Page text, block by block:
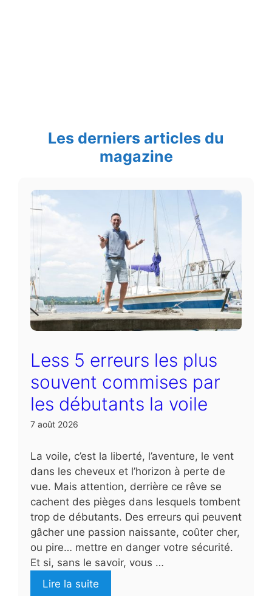
Les derniers articles du
magazine
Less 5 erreurs les plus
souvent commises par
les débutants la voile
7 août 2026
La voile, c’est la liberté, l’aventure, le vent
dans les cheveux et l’horizon à perte de
vue. Mais attention, derrière ce rêve se
cachent des pièges dans lesquels tombent
trop de débutants. Des erreurs qui peuvent
gâcher une passion naissante, coûter cher,
ou pire… mettre en danger votre sécurité.
Et si, sans le savoir, vous …
Lire la suite